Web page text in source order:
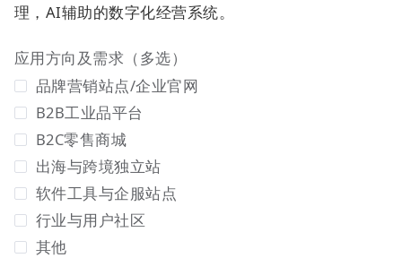
图示：一体化知识生产车间，集成AI智能创作、结构
面）等全流程功能。
【常见问题分类管理列表页】
理，AI辅助的数字化经营系统。
应用方向及需求（多选）
品牌营销站点/企业官网
B2B工业品平台
B2C零售商城
出海与跨境独立站
软件工具与企服站点
行业与用户社区
其他